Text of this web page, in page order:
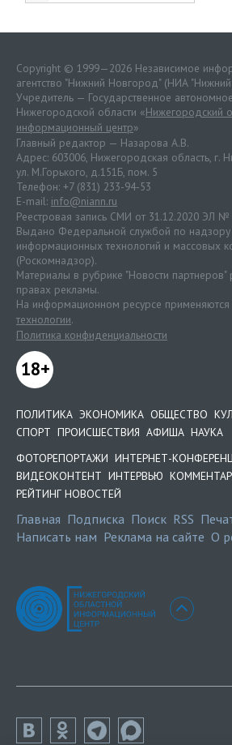
Copyright © 1999—2026 Независимое
агентство "Нижний Новгород" (НИА
Учредитель — Государственное
Нижегородской области «Нижегородский
информационный центр»
Главный редактор — Назарова А.В.
Адрес: 603006, Нижегородская область, г.
ул. М.Горького, д.151Б, пом. 5
Телефон: +7 (831) 233-94-53
E-mail: info@niann.ru
Реестровая запись СМИ от 31.12.2020 ЭЛ
Выдано Федеральной службой по надзору
информационных технологий и массовых
(Роскомнадзор).
Материалы в рубрике "Новости
правах рекламы.
На информационном ресурсе применяются
технологии.
Политика конфиденциальности
18+
ПОЛИТИКА ЭКОНОМИКА ОБЩЕСТВО
СПОРТ ПРОИСШЕСТВИЯ АФИША НАУКА
ФОТОРЕПОРТАЖИ ИНТЕРНЕТ-
ВИДЕОКОНТЕНТ ИНТЕРВЬЮ
РЕЙТИНГ НОВОСТЕЙ
Главная Подписка Поиск RSS
Написать нам Реклама на сайте О